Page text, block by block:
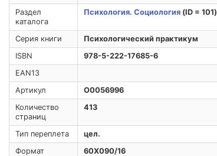
Раздел
каталога
Психология. Социология(ID = 101)
Серия книги
Психологический практикум
ISBN
978-5-222-17685-6
EAN13
Артикул
O0056996
Количество
страниц
413
Тип переплета
цел.
Формат
60Х090/16